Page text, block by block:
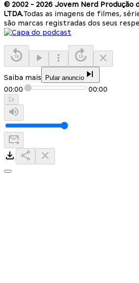
© 2002 - 2026 Jovem Nerd Produção
LTDA.Todas as imagens de filmes,
são marcas registradas dos seus
Saiba mais Pular anuncio
00:00 00:00
1x